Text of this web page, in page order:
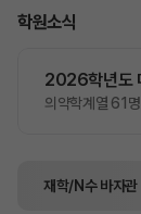
학원소식
2026학년도
의약학계열 61
재학/N수 바자관